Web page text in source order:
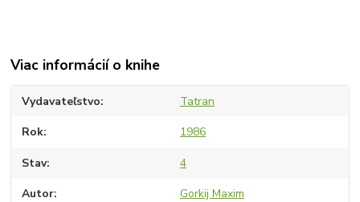
Viac informácií o knihe
Vydavateľstvo Tatran
Rok 1986
Stav 4
Autor Gorkij Maxim